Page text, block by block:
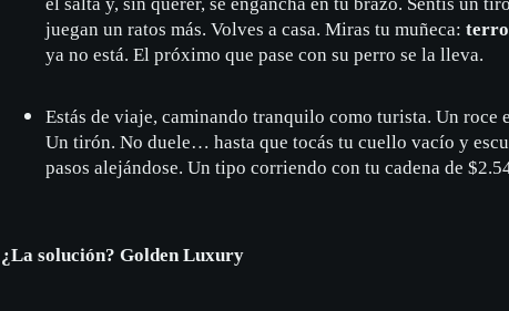
juegan un ratos más. Volves a casa. Miras tu muñeca:
ya no está. El próximo que pase con su perro se la lleva.
Estás de viaje, caminando tranquilo como turista. Un roce
Un tirón. No duele… hasta que tocás tu cuello vacío y
pasos alejándose. Un tipo corriendo con tu cadena de
¿La solución? Golden Luxury